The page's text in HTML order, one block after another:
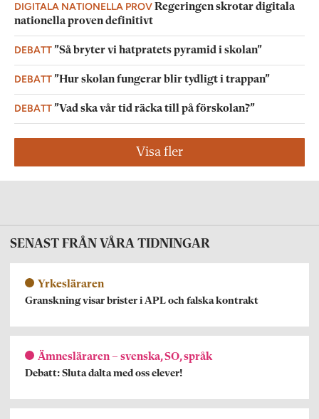
DIGITALA NATIONELLA PROVRegeringen skrotar digitala
nationella proven definitivt
DEBATT”Så bryter vi hatpratets pyramid i skolan”
DEBATT”Hur skolan fungerar blir tydligt i trappan”
DEBATT”Vad ska vår tid räcka till på förskolan?”
Visa fler
SENAST FRÅN VÅRA TIDNINGAR
Yrkesläraren
Granskning visar brister i APL och falska kontrakt
Ämnesläraren – svenska, SO, språk
Debatt: Sluta dalta med oss elever!